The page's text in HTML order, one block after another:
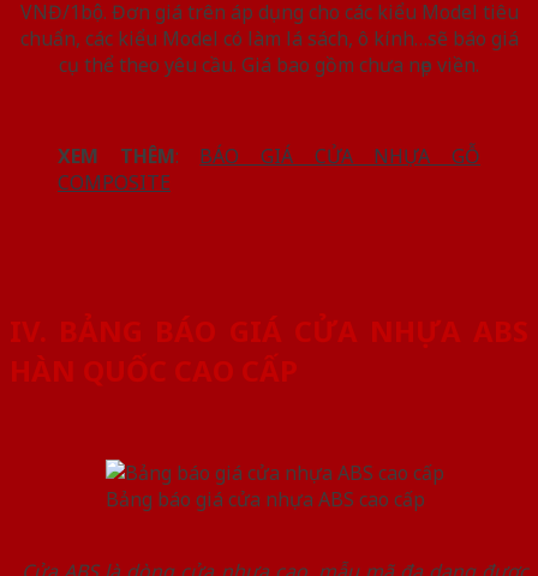
VNĐ/1bộ. Đơn giá trên áp dụng cho các kiểu Model tiêu
chuẩn, các kiểu Model có làm lá sách, ô kính…sẽ báo giá
cụ thể theo yêu cầu. Giá bao gồm chưa nẹp viền.
XEM THÊM: BÁO GIÁ CỬA NHỰA GỖ
COMPOSITE
IV. BẢNG BÁO GIÁ CỬA NHỰA ABS
HÀN QUỐC CAO CẤP
Bảng báo giá cửa nhựa ABS cao cấp